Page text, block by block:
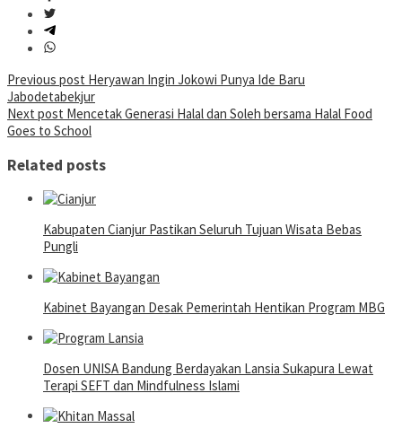
Post
navigation
Previous post Heryawan Ingin Jokowi Punya Ide Baru
Jabodetabekjur
Next post Mencetak Generasi Halal dan Soleh bersama Halal Food
Goes to School
Related posts
Kabupaten Cianjur Pastikan Seluruh Tujuan Wisata Bebas
Pungli
Kabinet Bayangan Desak Pemerintah Hentikan Program MBG
Dosen UNISA Bandung Berdayakan Lansia Sukapura Lewat
Terapi SEFT dan Mindfulness Islami